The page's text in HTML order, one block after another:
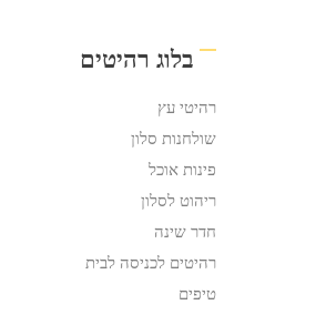
בלוג רהיטים
רהיטי עץ
שולחנות סלון
פינות אוכל
ריהוט לסלון
חדר שינה
רהיטים לכניסה לבית
טיפים